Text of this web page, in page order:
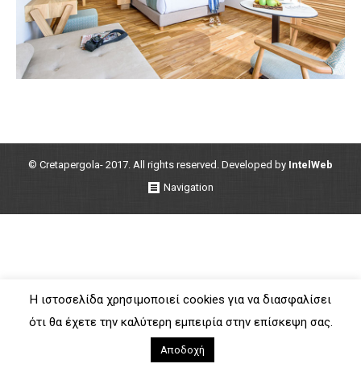
© Cretapergola- 2017. All rights reserved. Developed by IntelWeb
Navigation
Η ιστοσελίδα χρησιμοποιεί cookies για να διασφαλίσει
ότι θα έχετε την καλύτερη εμπειρία στην επίσκεψη σας.
Αποδοχή